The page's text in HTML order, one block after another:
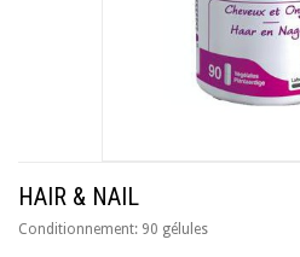
HAIR & NAIL
Conditionnement: 90 gélules